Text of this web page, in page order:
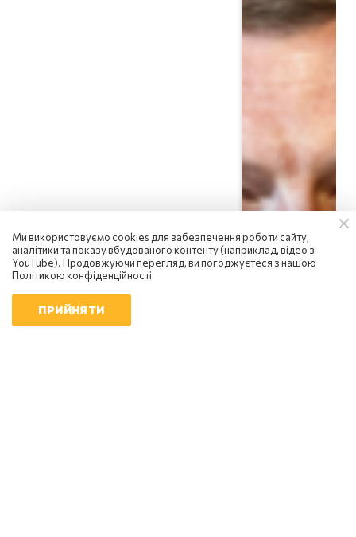
Сергій Фурса
росія посилює інформаційну
війну: чому українцям не варто
піддаватися паніці
18:01 | 6.08.2026
Ми використовуємо cookies для забезпечення роботи сайту,
аналітики та показу вбудованого контенту (наприклад, відео з
YouTube). Продовжуючи перегляд, ви погоджуєтеся з нашою
Політикою конфіденційності
ПРИЙНЯТИ